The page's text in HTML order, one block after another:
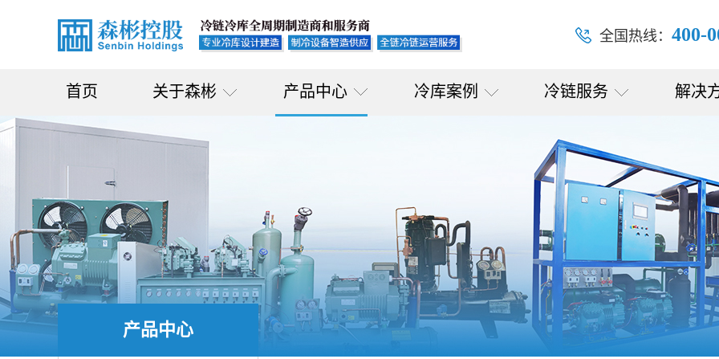
全国热线： 400-
首页 关于森彬 产品中心 冷库案例 冷链服务 解决
产品中心